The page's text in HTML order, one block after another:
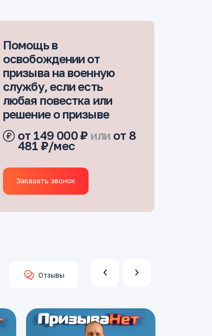
Помощь в
освобождении от
призыва на военную
службу, если есть
любая повестка или
решение о призыве
от 149 000 ₽ или от 8
481 ₽/мес
Заказать звонок
Отзывы